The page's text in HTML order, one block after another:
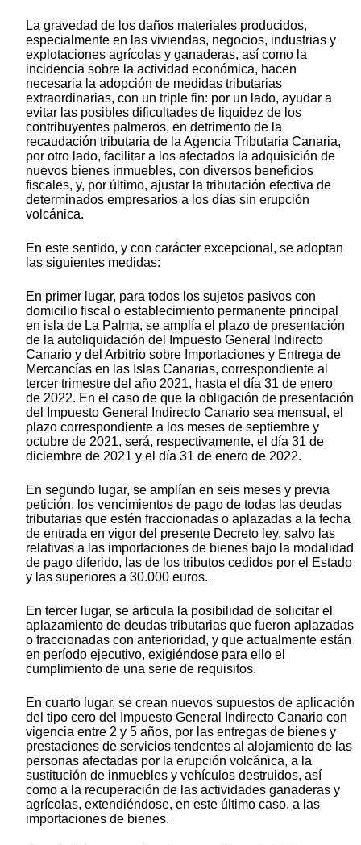
La gravedad de los daños materiales producidos,
especialmente en las viviendas, negocios, industrias y
explotaciones agrícolas y ganaderas, así como la
incidencia sobre la actividad económica, hacen
necesaria la adopción de medidas tributarias
extraordinarias, con un triple fin: por un lado, ayudar a
evitar las posibles dificultades de liquidez de los
contribuyentes palmeros, en detrimento de la
recaudación tributaria de la Agencia Tributaria Canaria,
por otro lado, facilitar a los afectados la adquisición de
nuevos bienes inmuebles, con diversos beneficios
fiscales, y, por último, ajustar la tributación efectiva de
determinados empresarios a los días sin erupción
volcánica.
En este sentido, y con carácter excepcional, se adoptan
las siguientes medidas:
En primer lugar, para todos los sujetos pasivos con
domicilio fiscal o establecimiento permanente principal
en isla de La Palma, se amplía el plazo de presentación
de la autoliquidación del Impuesto General Indirecto
Canario y del Arbitrio sobre Importaciones y Entrega de
Mercancías en las Islas Canarias, correspondiente al
tercer trimestre del año 2021, hasta el día 31 de enero
de 2022. En el caso de que la obligación de presentación
del Impuesto General Indirecto Canario sea mensual, el
plazo correspondiente a los meses de septiembre y
octubre de 2021, será, respectivamente, el día 31 de
diciembre de 2021 y el día 31 de enero de 2022.
En segundo lugar, se amplían en seis meses y previa
petición, los vencimientos de pago de todas las deudas
tributarias que estén fraccionadas o aplazadas a la fecha
de entrada en vigor del presente Decreto ley, salvo las
relativas a las importaciones de bienes bajo la modalidad
de pago diferido, las de los tributos cedidos por el Estado
y las superiores a 30.000 euros.
En tercer lugar, se articula la posibilidad de solicitar el
aplazamiento de deudas tributarias que fueron aplazadas
o fraccionadas con anterioridad, y que actualmente están
en período ejecutivo, exigiéndose para ello el
cumplimiento de una serie de requisitos.
En cuarto lugar, se crean nuevos supuestos de aplicación
del tipo cero del Impuesto General Indirecto Canario con
vigencia entre 2 y 5 años, por las entregas de bienes y
prestaciones de servicios tendentes al alojamiento de las
personas afectadas por la erupción volcánica, a la
sustitución de inmuebles y vehículos destruidos, así
como a la recuperación de las actividades ganaderas y
agrícolas, extendiéndose, en este último caso, a las
importaciones de bienes.